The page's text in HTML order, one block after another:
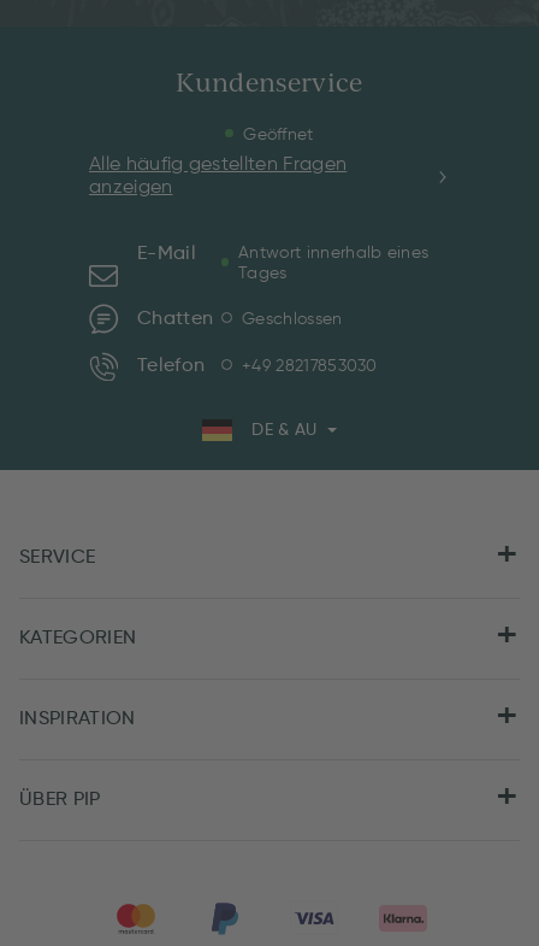
Kundenservice
Geöffnet
Alle häufig gestellten Fragen
anzeigen
E-Mail
Antwort innerhalb eines
Tages
Chatten Geschlossen
Telefon +49 28217853030
DE & AU
SERVICE
KATEGORIEN
INSPIRATION
ÜBER PIP